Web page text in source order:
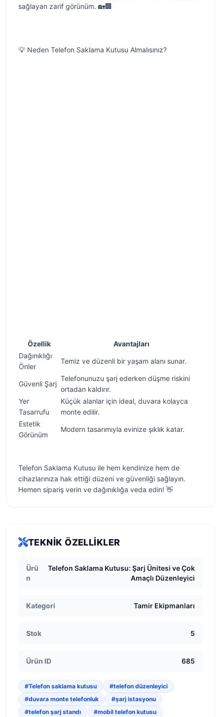
sağlayan zarif görünüm. 🏡🏢
💡 Neden Telefon Saklama Kutusu Almalısınız?
Özellik
Avantajları
Dağınıklığı
Önler
Temiz ve düzenli bir yaşam alanı sunar.
Güvenli Şarj
Telefonunuzu şarj ederken düşme riskini
ortadan kaldırır.
Yer
Tasarrufu
Küçük alanlar için ideal, duvara kolayca
monte edilir.
Estetik
Görünüm
Modern tasarımıyla evinize şıklık katar.
Telefon Saklama Kutusu ile hem kendinize hem de
cihazlarınıza hak ettiği düzeni ve güvenliği sağlayın.
Hemen sipariş verin ve dağınıklığa veda edin! 👋
TEKNIK ÖZELLIKLER
Ürü
n
Telefon Saklama Kutusu: Şarj Ünitesi ve Çok
Amaçlı Düzenleyici
Kategori Tamir Ekipmanları
Stok 5
Ürün ID 685
#Telefon saklama kutusu
#telefon düzenleyici
#duvara monte telefonluk
#şarj istasyonu
#telefon şarj standı
#mobil telefon kutusu